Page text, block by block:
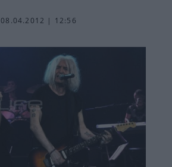
08.04.2012 | 12:56